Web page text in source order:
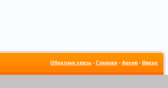
Обратная связь - Главная - Архив - Вверх